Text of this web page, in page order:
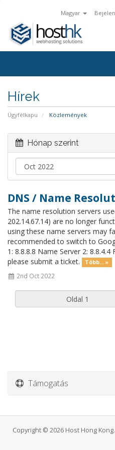
Magyar
Hírek
Ügyfélkapu Közlemények
Hónap szerint
DNS / Name
The name resolution servers
202.14.67.14) are no longer
using these name servers may
recommended to switch to
1: 8.8.8.8 Name Server 2:
please submit a ticket.
Több... »
2nd Oct 2022
Támogatás
Copyright © 2026 Host Hong